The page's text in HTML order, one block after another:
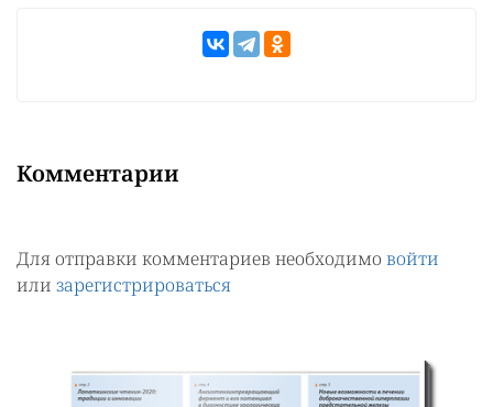
Комментарии
Для отправки комментариев необходимо войти
или зарегистрироваться